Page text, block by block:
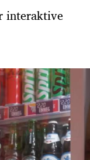
interaktive